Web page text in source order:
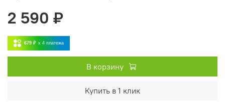
2 590 ₽
679 ₽ x 4 платежа
В корзину
Купить в 1 клик